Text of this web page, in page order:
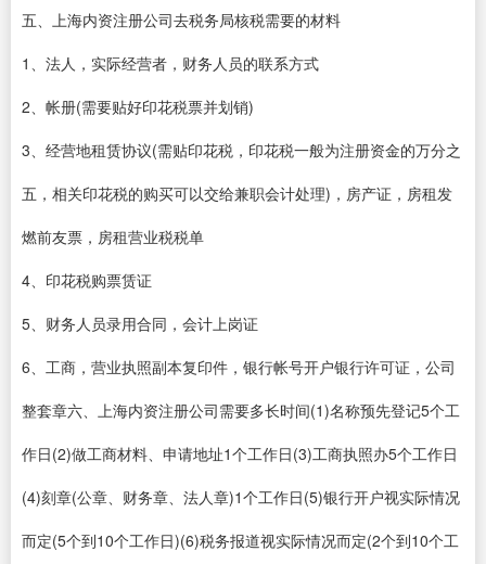
五、上海内资注册公司去税务局核税需要的材料
1、法人，实际经营者，财务人员的联系方式
2、帐册(需要贴好印花税票并划销)
3、经营地租赁协议(需贴印花税，印花税一般为注册资金的万分之
五，相关印花税的购买可以交给兼职会计处理)，房产证，房租发
燃前友票，房租营业税税单
4、印花税购票赁证
5、财务人员录用合同，会计上岗证
6、工商，营业执照副本复印件，银行帐号开户银行许可证，公司
整套章六、上海内资注册公司需要多长时间(1)名称预先登记5个工
作日(2)做工商材料、申请地址1个工作日(3)工商执照办5个工作日
(4)刻章(公章、财务章、法人章)1个工作日(5)银行开户视实际情况
而定(5个到10个工作日)(6)税务报道视实际情况而定(2个到10个工